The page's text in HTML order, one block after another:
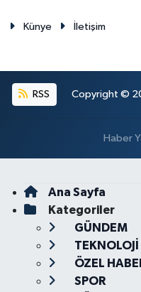
Künye İletişim
RSS Copyright ©
Haber
Ana Sayfa
Kategoriler
GÜNDEM
TEKNOLOJİ
ÖZEL
SPOR